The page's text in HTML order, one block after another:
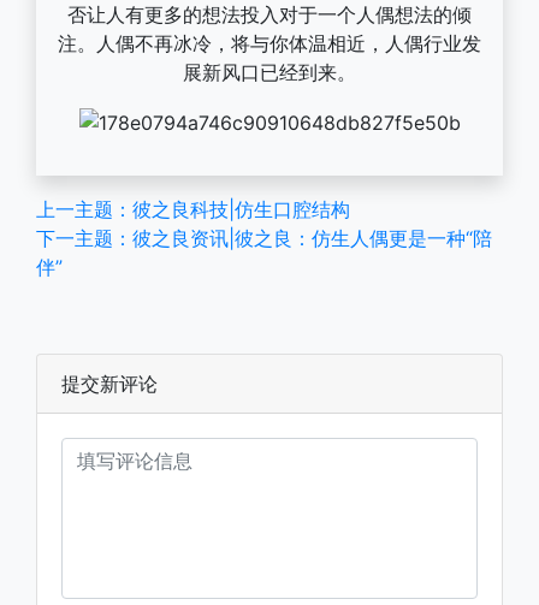
否让人有更多的想法投入对于一个人偶想法的倾
注。人偶不再冰冷，将与你体温相近，人偶行业发
展新风口已经到来。
上一主题：彼之良科技|仿生口腔结构
下一主题：彼之良资讯|彼之良：仿生人偶更是一种“陪
伴”
提交新评论